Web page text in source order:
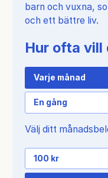
barn och vuxna,
och ett bättre liv.
Hur ofta vill
Varje månad
En gång
Välj ditt
100 kr